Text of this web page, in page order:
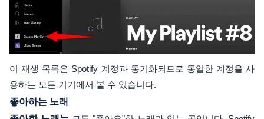
이 재생 목록은 Spotify 계정과 동기화되므로 동일한 계정을 사
용하는 모든 기기에서 볼 수 있습니다.
좋아하는 노래